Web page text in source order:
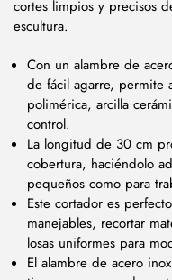
cortes limpios y precisos
escultura.
Con un alambre de
de fácil agarre, permite
polimérica, arcilla
control.
La longitud de 30 cm
cobertura, haciéndolo
pequeños como para
Este cortador es
manejables, recortar
losas uniformes para
El alambre de acero